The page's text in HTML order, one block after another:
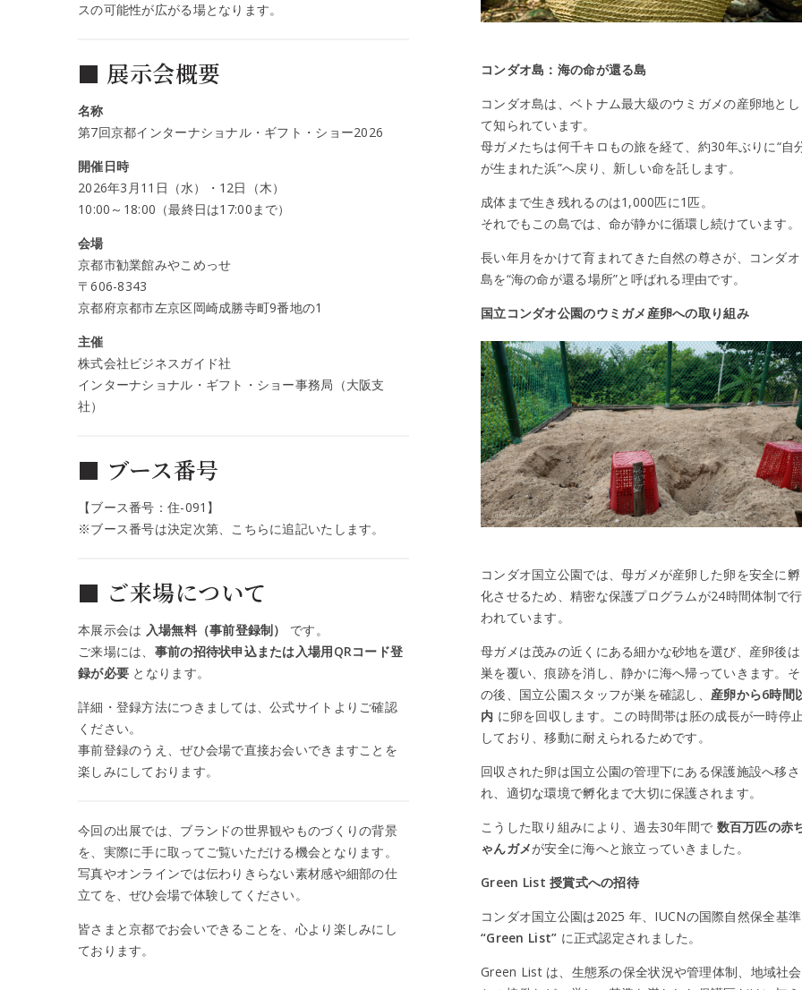
スの可能性が広がる場となります。
■ 展示会概要
名称
第7回京都インターナショナル・ギフト・ショー2026
開催日時
2026年3月11日（水）・12日（木）
10:00～18:00（最終日は17:00まで）
会場
京都市勧業館みやこめっせ
〒606-8343
京都府京都市左京区岡崎成勝寺町9番地の1
主催
株式会社ビジネスガイド社
インターナショナル・ギフト・ショー事務局（大阪支
社）
■ ブース番号
【ブース番号：住-091】
※ブース番号は決定次第、こちらに追記いたします。
■ ご来場について
本展示会は 入場無料（事前登録制）
です。
ご来場には、 事前の招待状申込または入場用QRコード登
録が必要 となります。
詳細・登録方法につきましては、公式サイトよりご確認
ください。
事前登録のうえ、ぜひ会場で直接お会いできますことを
楽しみにしております。
今回の出展では、ブランドの世界観やものづくりの背景
を、実際に手に取ってご覧いただける機会となります。
写真やオンラインでは伝わりきらない素材感や細部の仕
立てを、ぜひ会場で体験してください。
皆さまと京都でお会いできることを、心より楽しみにし
ております。
コンダオ島：海の命が還る島
コンダオ島は、ベトナム最大級のウミガメの産卵地とし
て知られています。
母ガメたちは何千キロもの旅を経て、約30年ぶりに“自
が生まれた浜”へ戻り、新しい命を託します。
成体まで生き残れるのは1,000匹に1匹。
それでもこの島では、命が静かに循環し続けています。
長い年月をかけて育まれてきた自然の尊さが、コンダオ
島を“海の命が還る場所”と呼ばれる理由です。
国立コンダオ公園のウミガメ産卵への取り組み
コンダオ国立公園では、母ガメが産卵した卵を安全に孵
化させるため、精密な保護プログラムが24時間体制で行
われています。
母ガメは茂みの近くにある細かな砂地を選び、産卵後は
巣を覆い、痕跡を消し、静かに海へ帰っていきます。そ
の後、国立公園スタッフが巣を確認し、 産卵から6時間
内 に卵を回収します。この時間帯は胚の成長が一時停止
しており、移動に耐えられるためです。
回収された卵は国立公園の管理下にある保護施設へ移さ
れ、適切な環境で孵化まで大切に保護されます。
こうした取り組みにより、過去30年間で 数百万匹の赤
ゃんガメが安全に海へと旅立っていきました。
Green List 授賞式への招待
コンダオ国立公園は2025 年、IUCNの国際自然保全基準
“Green List” に正式認定されました。
Green List は、生態系の保全状況や管理体制、地域社会